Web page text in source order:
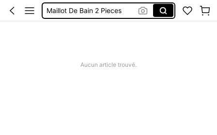
Robes Femme été
Aucun article trouvé.